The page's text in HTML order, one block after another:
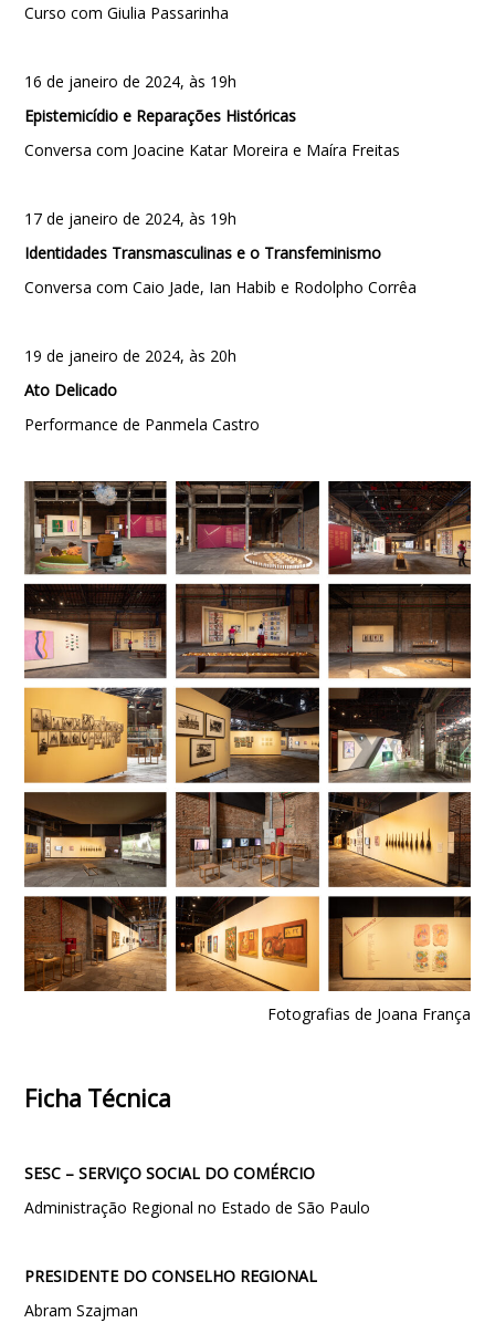
Curso com Giulia Passarinha
16 de janeiro de 2024, às 19h
Epistemicídio e Reparações Históricas
Conversa com Joacine Katar Moreira e Maíra Freitas
17 de janeiro de 2024, às 19h
Identidades Transmasculinas e o Transfeminismo
Conversa com Caio Jade, Ian Habib e Rodolpho Corrêa
19 de janeiro de 2024, às 20h
Ato Delicado
Performance de Panmela Castro
Fotografias de Joana França
Ficha Técnica
SESC – SERVIÇO SOCIAL DO COMÉRCIO
Administração Regional no Estado de São Paulo
PRESIDENTE DO CONSELHO REGIONAL
Abram Szajman